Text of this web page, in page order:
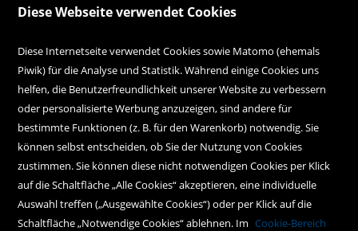
Diese Webseite verwendet Cookies
Diese Internetseite verwendet Cookies sowie Matomo (ehemals
Piwik) für die Analyse und Statistik. Während einige Cookies uns
helfen, die Benutzerfreundlichkeit unserer Website zu verbessern
oder personalisierte Werbung anzuzeigen, sind andere für
bestimmte Funktionen (z. B. für den Warenkorb) notwendig. Sie
können selbst entscheiden, ob Sie der Nutzung von Cookies
zustimmen. Sie können diese nicht notwendigen Cookies per Klick
auf die Schaltfläche „Alle Cookies“ akzeptieren, eine individuelle
Auswahl treffen („Ausgewählte Cookies“) oder per Klick auf die
Schaltfläche „Notwendige Cookies“ ablehnen. Im Cookie-Bereich